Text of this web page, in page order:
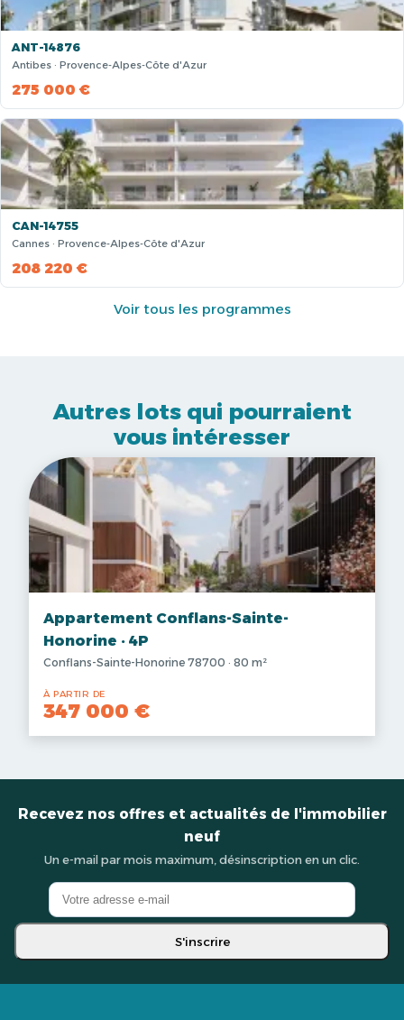
ANT-14876
Antibes · Provence-Alpes-Côte d'Azur
275 000 €
CAN-14755
Cannes · Provence-Alpes-Côte d'Azur
208 220 €
Voir tous les programmes
Autres lots qui pourraient
vous intéresser
Appartement Conflans-Sainte-
Honorine · 4P
Conflans-Sainte-Honorine 78700 · 80 m²
À PARTIR DE
347 000 €
Recevez nos offres et actualités de l'immobilier
neuf
Un e-mail par mois maximum, désinscription en un clic.
S'inscrire